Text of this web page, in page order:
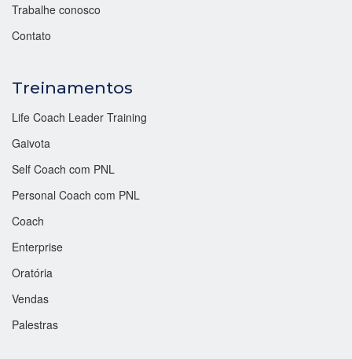
Trabalhe conosco
Contato
Treinamentos
Life Coach Leader Training
Gaivota
Self Coach com PNL
Personal Coach com PNL
Coach
Enterprise
Oratória
Vendas
Palestras